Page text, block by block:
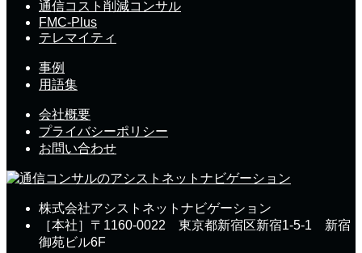
通信コスト削減コンサル
FMC-Plus
テレマイティ
事例
用語集
会社概要
プライバシーポリシー
お問い合わせ
株式会社アシストネットナビゲーション
［本社］〒1160-0022 東京都新宿区新宿1-5-1 新宿
御苑ビル6F